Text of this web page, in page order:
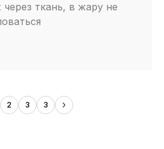
ткань, в жару не
2 3 3